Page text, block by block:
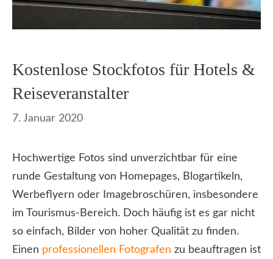
Kostenlose Stockfotos für Hotels &
Reiseveranstalter
7. Januar 2020
Hochwertige Fotos sind unverzichtbar für eine
runde Gestaltung von Homepages, Blogartikeln,
Werbeflyern oder Imagebroschüren, insbesondere
im Tourismus-Bereich. Doch häufig ist es gar nicht
so einfach, Bilder von hoher Qualität zu finden.
Einen professionellen Fotografen zu beauftragen ist